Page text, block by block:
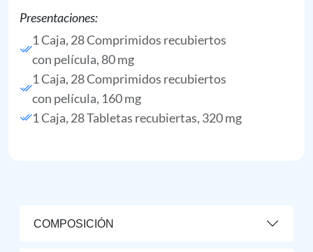
Presentaciones:
1 Caja, 28 Comprimidos recubiertos
con película, 80 mg
1 Caja, 28 Comprimidos recubiertos
con película, 160 mg
1 Caja, 28 Tabletas recubiertas, 320 mg
COMPOSICIÓN